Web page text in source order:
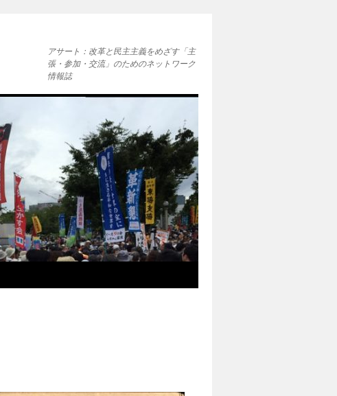
アサート：改革と民主主義をめざす「主
張・参加・交流」のためのネットワーク
情報誌